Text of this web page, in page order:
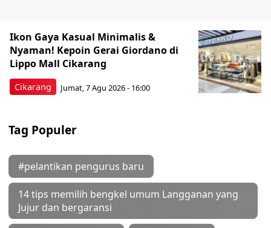
Cikarang
Ikon Gaya Kasual Minimalis &
Nyaman! Kepoin Gerai Giordano di
Lippo Mall Cikarang
Jumat, 7 Agu 2026 - 16:00
Tag Populer
#pelantikan pengurus baru
14 tips memilih bengkel umum Langganan yang
Jujur dan bergaransi